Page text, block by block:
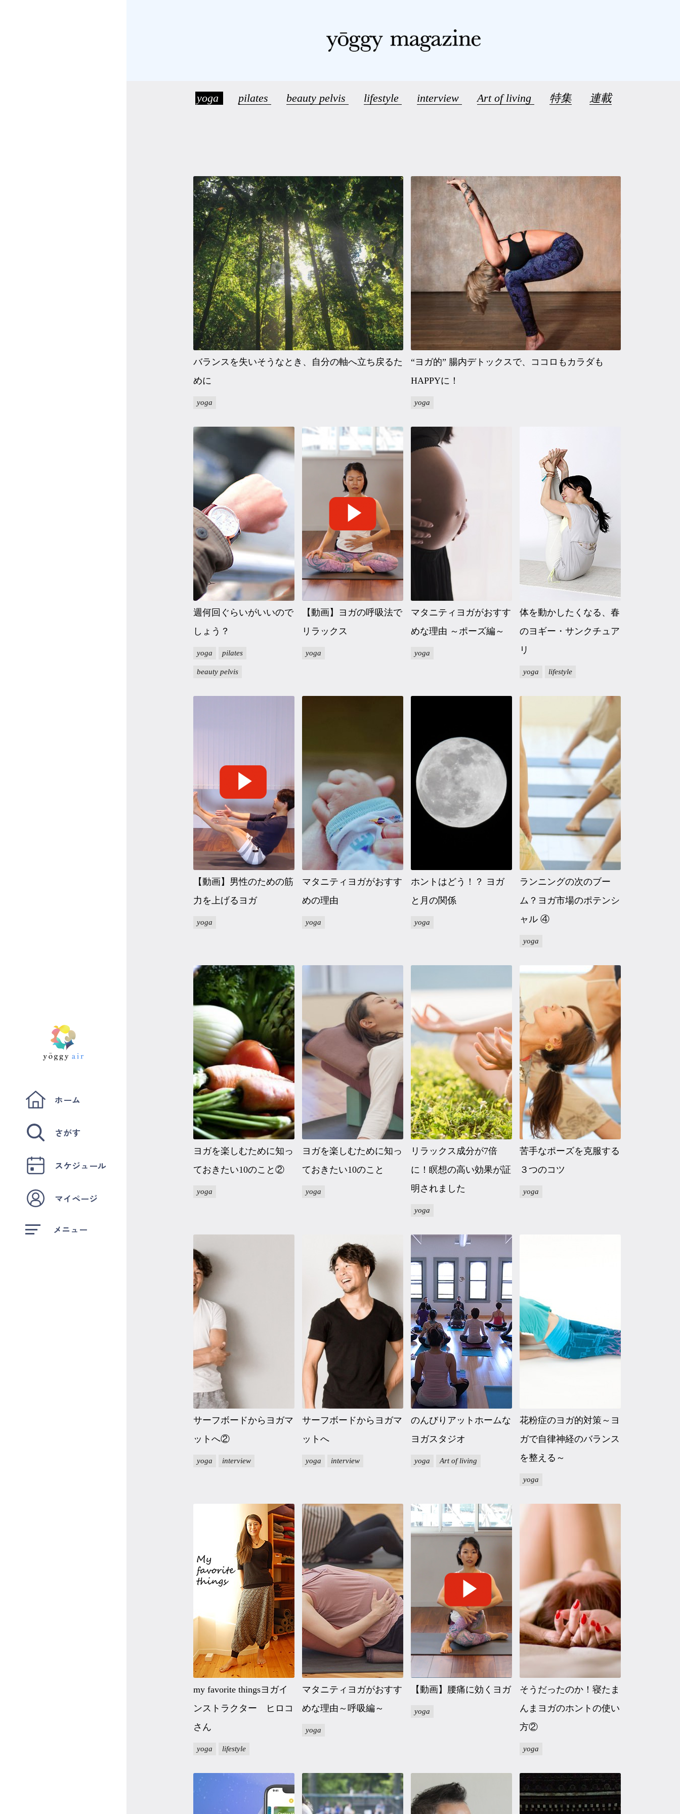
ホーム
さがす
スケジュール
マイページ
メニュー
クラス参加にあたっての同意書
特定商取引にかかわる表示
yoga pilates beauty pelvis lifestyle interview Art of living 特集 連載
バランスを失いそうなとき、自分の軸へ立ち戻るた
めに
yoga
“ヨガ的” 腸内デトックスで、ココロもカラダも
HAPPYに！
yoga
週何回ぐらいがいいので
しょう？
yoga pilates
beauty pelvis
【動画】ヨガの呼吸法で
リラックス
yoga
マタニティヨガがおすす
めな理由 ～ポーズ編～
yoga
体を動かしたくなる、春
のヨギー・サンクチュア
リ
yoga lifestyle
【動画】男性のための筋
力を上げるヨガ
yoga
マタニティヨガがおすす
めの理由
yoga
ホントはどう！？ ヨガ
と月の関係
yoga
ランニングの次のブー
ム？ヨガ市場のポテンシ
ャル ④
yoga
ヨガを楽しむために知っ
ておきたい10のこと②
yoga
ヨガを楽しむために知っ
ておきたい10のこと
yoga
リラックス成分が7倍
に！瞑想の高い効果が証
明されました
yoga
苦手なポーズを克服する
３つのコツ
yoga
サーフボードからヨガマ
ットへ②
yoga interview
サーフボードからヨガマ
ットへ
yoga interview
のんびりアットホームな
ヨガスタジオ
yoga Art of living
花粉症のヨガ的対策～ヨ
ガで自律神経のバランス
を整える～
yoga
my favorite thingsヨガイ
ンストラクター ヒロコ
さん
yoga lifestyle
マタニティヨガがおすす
めな理由～呼吸編～
yoga
【動画】腰痛に効くヨガ
yoga
そうだったのか！寝たま
んまヨガのホントの使い
方②
yoga